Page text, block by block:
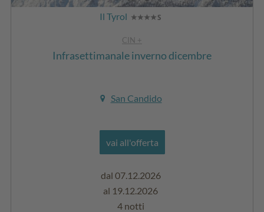
Il Tyrol
CIN +
Infrasettimanale inverno dicembre
San Candido
vai all'offerta
dal 07.12.2026
al 19.12.2026
4 notti